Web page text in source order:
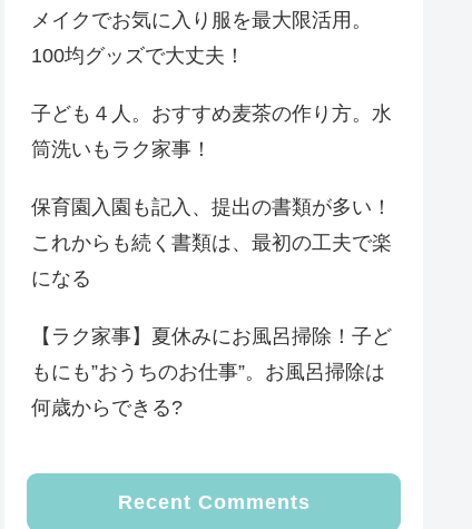
メイクでお気に入り服を最大限活用。
100均グッズで大丈夫！
子ども４人。おすすめ麦茶の作り方。水
筒洗いもラク家事！
保育園入園も記入、提出の書類が多い！
これからも続く書類は、最初の工夫で楽
になる
【ラク家事】夏休みにお風呂掃除！子ど
もにも”おうちのお仕事”。お風呂掃除は
何歳からできる?
Recent Comments